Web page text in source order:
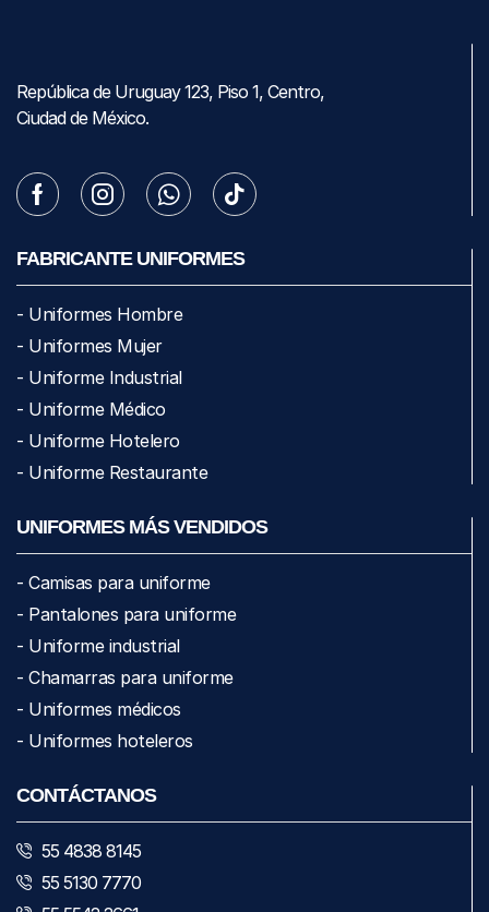
República de Uruguay 123, Piso 1, Centro,
Ciudad de México.
FABRICANTE UNIFORMES
- Uniformes Hombre
- Uniformes Mujer
- Uniforme Industrial
- Uniforme Médico
- Uniforme Hotelero
- Uniforme Restaurante
UNIFORMES MÁS VENDIDOS
- Camisas para uniforme
- Pantalones para uniforme
- Uniforme industrial
- Chamarras para uniforme
- Uniformes médicos
- Uniformes hoteleros
CONTÁCTANOS
55 4838 8145
55 5130 7770